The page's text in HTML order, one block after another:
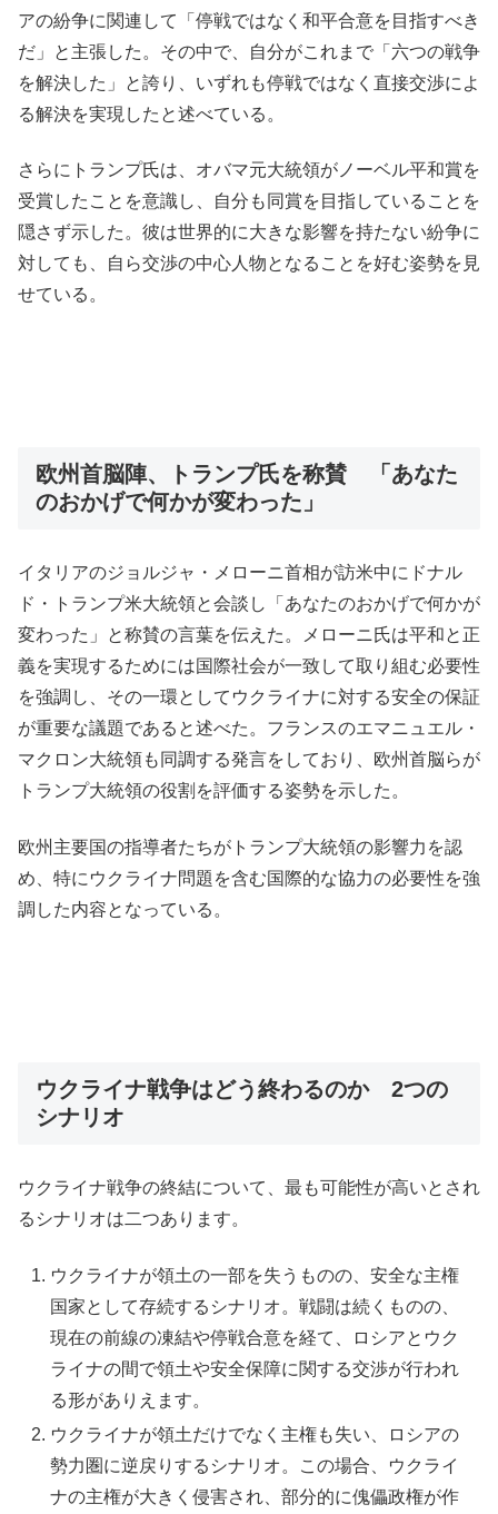
アの紛争に関連して「停戦ではなく和平合意を目指すべき
だ」と主張した。その中で、自分がこれまで「六つの戦争
を解決した」と誇り、いずれも停戦ではなく直接交渉によ
る解決を実現したと述べている。
さらにトランプ氏は、オバマ元大統領がノーベル平和賞を
受賞したことを意識し、自分も同賞を目指していることを
隠さず示した。彼は世界的に大きな影響を持たない紛争に
対しても、自ら交渉の中心人物となることを好む姿勢を見
せている。
欧州首脳陣、トランプ氏を称賛 「あなた
のおかげで何かが変わった」
イタリアのジョルジャ・メローニ首相が訪米中にドナル
ド・トランプ米大統領と会談し「あなたのおかげで何かが
変わった」と称賛の言葉を伝えた。メローニ氏は平和と正
義を実現するためには国際社会が一致して取り組む必要性
を強調し、その一環としてウクライナに対する安全の保証
が重要な議題であると述べた。フランスのエマニュエル・
マクロン大統領も同調する発言をしており、欧州首脳らが
トランプ大統領の役割を評価する姿勢を示した。
欧州主要国の指導者たちがトランプ大統領の影響力を認
め、特にウクライナ問題を含む国際的な協力の必要性を強
調した内容となっている。
ウクライナ戦争はどう終わるのか 2つの
シナリオ
ウクライナ戦争の終結について、最も可能性が高いとされ
るシナリオは二つあります。
ウクライナが領土の一部を失うものの、安全な主権
国家として存続するシナリオ。戦闘は続くものの、
現在の前線の凍結や停戦合意を経て、ロシアとウク
ライナの間で領土や安全保障に関する交渉が行われ
る形がありえます。
ウクライナが領土だけでなく主権も失い、ロシアの
勢力圏に逆戻りするシナリオ。この場合、ウクライ
ナの主権が大きく侵害され、部分的に傀儡政権が作